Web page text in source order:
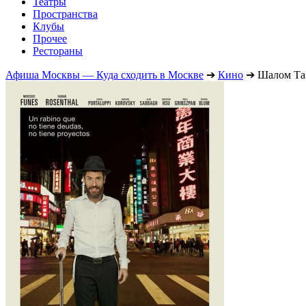
Пространства
Клубы
Прочее
Рестораны
Афиша Москвы — Куда сходить в Москве ➔ Кино ➔ Шалом